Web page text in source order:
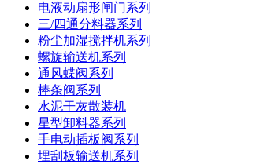
电液动扇形闸门系列
三/四通分料器系列
粉尘加湿搅拌机系列
螺旋输送机系列
通风蝶阀系列
棒条阀系列
水泥干灰散装机
星型卸料器系列
手电动插板阀系列
埋刮板输送机系列